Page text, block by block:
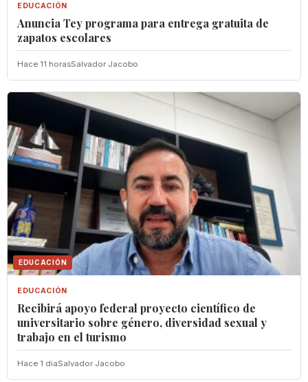
EDUCACIÓN
‎Anuncia Tey programa para entrega gratuita de
zapatos escolares
Hace 11 horasSalvador Jacobo
EDUCACIÓN
EDUCACIÓN
Recibirá apoyo federal proyecto científico de
universitario sobre género, diversidad sexual y
trabajo en el turismo
Hace 1 diaSalvador Jacobo
EDUCACIÓN